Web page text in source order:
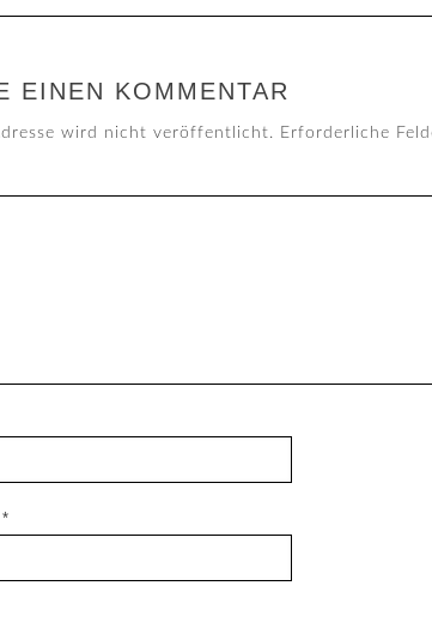
EINEN KOMMENTAR
wird nicht veröffentlicht. Erforderliche
*